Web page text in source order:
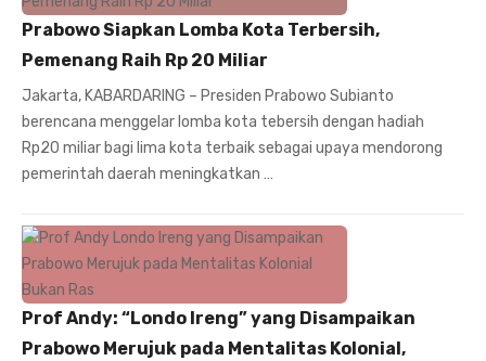
Prabowo Siapkan Lomba Kota Terbersih,
Pemenang Raih Rp 20 Miliar
Jakarta, KABARDARING – Presiden Prabowo Subianto
berencana menggelar lomba kota tebersih dengan hadiah
Rp20 miliar bagi lima kota terbaik sebagai upaya mendorong
pemerintah daerah meningkatkan …
Prof Andy: “Londo Ireng” yang Disampaikan
Prabowo Merujuk pada Mentalitas Kolonial,